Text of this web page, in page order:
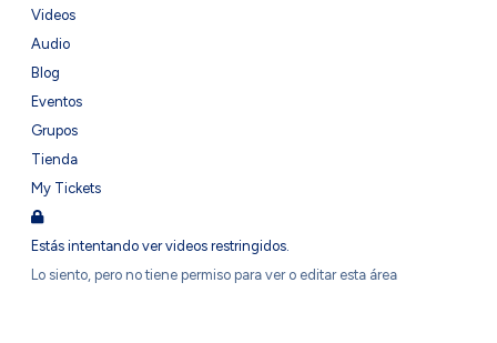
Videos
Audio
Blog
Eventos
Grupos
Tienda
My Tickets
Estás intentando ver videos restringidos.
Lo siento, pero no tiene permiso para ver o editar esta área